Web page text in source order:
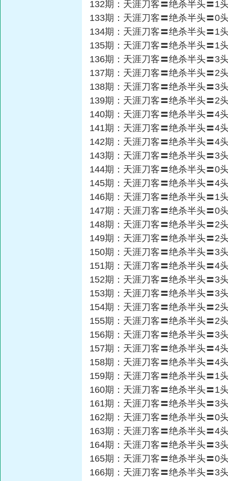
132期：天涯刀客〓绝杀半头〓1
133期：天涯刀客〓绝杀半头〓0
134期：天涯刀客〓绝杀半头〓1
135期：天涯刀客〓绝杀半头〓1
136期：天涯刀客〓绝杀半头〓3
137期：天涯刀客〓绝杀半头〓2
138期：天涯刀客〓绝杀半头〓3
139期：天涯刀客〓绝杀半头〓2
140期：天涯刀客〓绝杀半头〓4
141期：天涯刀客〓绝杀半头〓4
142期：天涯刀客〓绝杀半头〓4
143期：天涯刀客〓绝杀半头〓3
144期：天涯刀客〓绝杀半头〓0
145期：天涯刀客〓绝杀半头〓4
146期：天涯刀客〓绝杀半头〓1
147期：天涯刀客〓绝杀半头〓0
148期：天涯刀客〓绝杀半头〓2
149期：天涯刀客〓绝杀半头〓2
150期：天涯刀客〓绝杀半头〓3
151期：天涯刀客〓绝杀半头〓4
152期：天涯刀客〓绝杀半头〓3
153期：天涯刀客〓绝杀半头〓3
154期：天涯刀客〓绝杀半头〓2
155期：天涯刀客〓绝杀半头〓2
156期：天涯刀客〓绝杀半头〓3
157期：天涯刀客〓绝杀半头〓4
158期：天涯刀客〓绝杀半头〓4
159期：天涯刀客〓绝杀半头〓1
160期：天涯刀客〓绝杀半头〓1
161期：天涯刀客〓绝杀半头〓3
162期：天涯刀客〓绝杀半头〓0
163期：天涯刀客〓绝杀半头〓4
164期：天涯刀客〓绝杀半头〓3
165期：天涯刀客〓绝杀半头〓0
166期：天涯刀客〓绝杀半头〓3